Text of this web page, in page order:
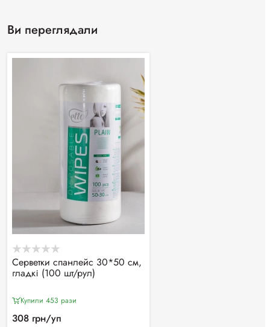
Ви переглядали
Серветки спанлейс 30*50 см,
гладкі (100 шт/рул)
Купили 453 рази
308 грн/уп